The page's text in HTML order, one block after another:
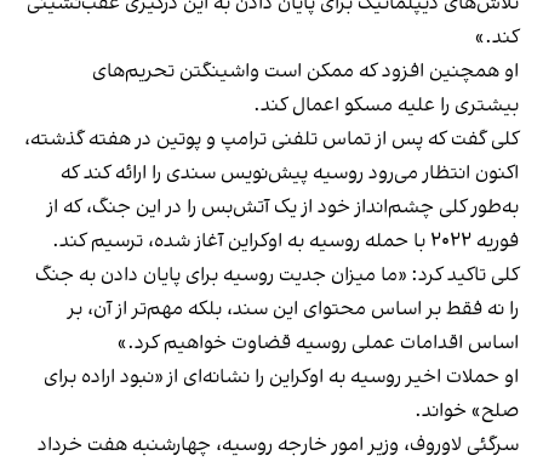
کند.»
او همچنین افزود که ممکن است واشینگتن تحریم‌های
بیشتری را علیه مسکو اعمال کند.
کلی گفت که پس از تماس تلفنی ترامپ و پوتین در هفته گذشته،
اکنون انتظار می‌رود روسیه پیش‌نویس سندی را ارائه کند که
به‌طور کلی چشم‌انداز خود از یک آتش‌بس را در این جنگ، که از
فوریه ۲۰۲۲ با حمله روسیه به اوکراین آغاز شده، ترسیم کند.
کلی تاکید کرد: «ما میزان جدیت روسیه برای پایان دادن به جنگ
را نه فقط بر اساس محتوای این سند، بلکه مهم‌تر از آن، بر
اساس اقدامات عملی روسیه قضاوت خواهیم کرد.»
او حملات اخیر روسیه به اوکراین را نشانه‌ای از «نبود اراده برای
صلح» خواند.
سرگئی لاوروف، وزیر امور خارجه روسیه، چهارشنبه هفت خرداد